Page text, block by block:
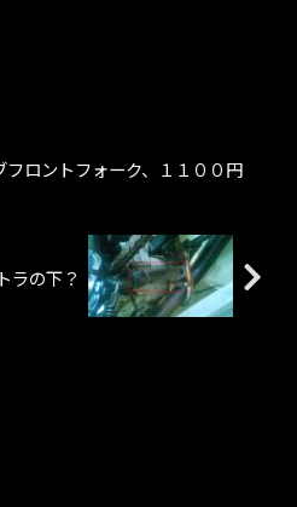
フロントフォーク、１１００円
ラの下？